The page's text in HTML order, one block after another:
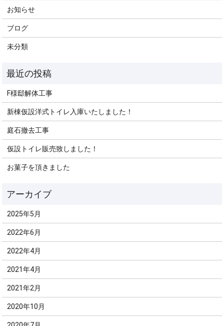
お知らせ
ブログ
未分類
F様邸解体工事
新棟仮設洋式トイレ入庫いたしました！
庭石撤去工事
仮設トイレ販売致しました！
お菓子を頂きました
2025年5月
2022年6月
2022年4月
2021年4月
2021年2月
2020年10月